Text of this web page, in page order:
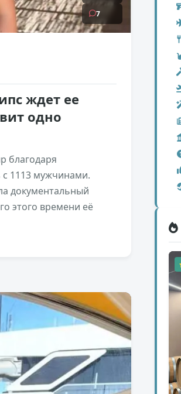
7
ждет ее
одно
благодаря
с 1113 мужчинами.
документальный
этого времени её